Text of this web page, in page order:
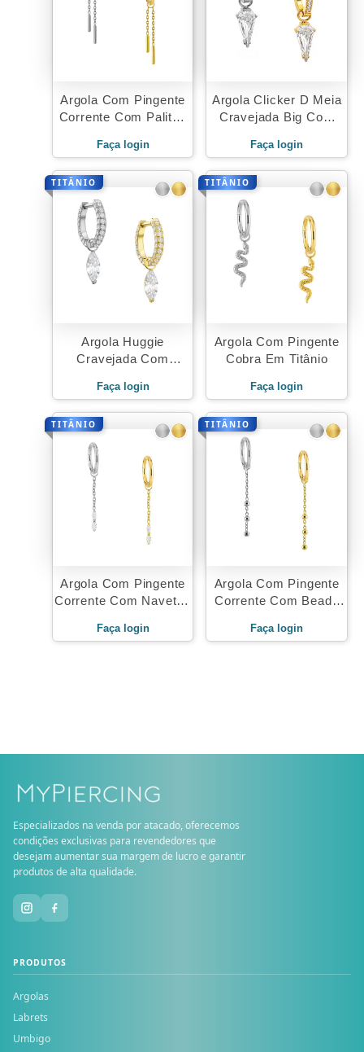
Argola Com Pingente
Corrente Com Palitos
Faça login
Argola Clicker D Meia
Cravejada Big Com
Lapidada Tit
Faça login
TITÂNIO
Argola Huggie
Cravejada Com
Faça login
TITÂNIO
Argola Com Pingente
Cobra Em Titânio
Faça login
TITÂNIO
Argola Com Pingente
Corrente Com Navetes
Faça login
TITÂNIO
Argola Com Pingente
Corrente Com Beads
Faça login
Especializados na venda por atacado, oferecemos
condições exclusivas para revendedores que
desejam aumentar sua margem de lucro e garantir
produtos de alta qualidade.
PRODUTOS
Argolas
Labrets
Umbigo